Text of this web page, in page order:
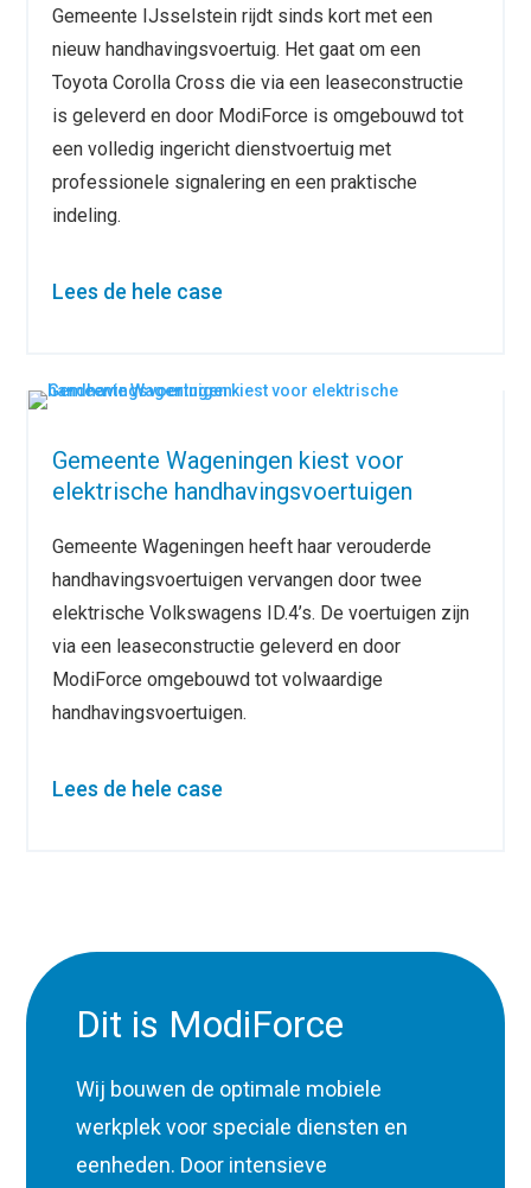
Gemeente IJsselstein rijdt sinds kort met een
nieuw handhavingsvoertuig. Het gaat om een
Toyota Corolla Cross die via een leaseconstructie
is geleverd en door ModiForce is omgebouwd tot
een volledig ingericht dienstvoertuig met
professionele signalering en een praktische
indeling.
Lees de hele case
Gemeente Wageningen kiest voor
elektrische handhavingsvoertuigen
Gemeente Wageningen heeft haar verouderde
handhavingsvoertuigen vervangen door twee
elektrische Volkswagens ID.4’s. De voertuigen zijn
via een leaseconstructie geleverd en door
ModiForce omgebouwd tot volwaardige
handhavingsvoertuigen.
Lees de hele case
Dit is ModiForce
Wij bouwen de optimale mobiele
werkplek voor speciale diensten en
eenheden. Door intensieve